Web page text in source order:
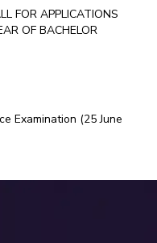
FOR APPLICATIONS
OF BACHELOR
Examination (25 June